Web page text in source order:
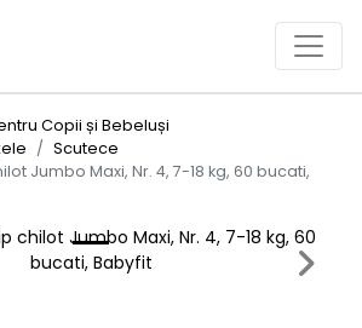
Copii și Bebeluși
Scutece
Jumbo Maxi, Nr. 4, 7-18 kg, 60 bucati,
Next